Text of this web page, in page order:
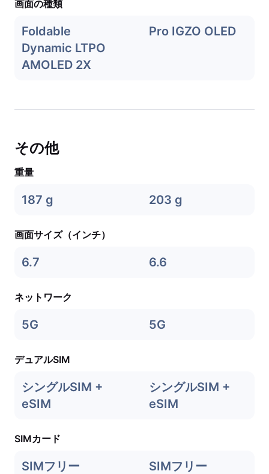
画面の種類
Foldable
Dynamic LTPO
AMOLED 2X
Pro IGZO OLED
その他
重量
187 g 203 g
画面サイズ（インチ）
6.7 6.6
ネットワーク
5G 5G
デュアルSIM
シングルSIM +
eSIM
シングルSIM +
eSIM
SIMカード
SIMフリー SIMフリー